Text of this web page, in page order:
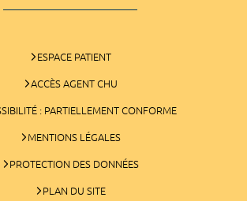
ESPACE PATIENT
ACCÈS AGENT CHU
: PARTIELLEMENT CONFORME
MENTIONS LÉGALES
PROTECTION DES DONNÉES
PLAN DU SITE